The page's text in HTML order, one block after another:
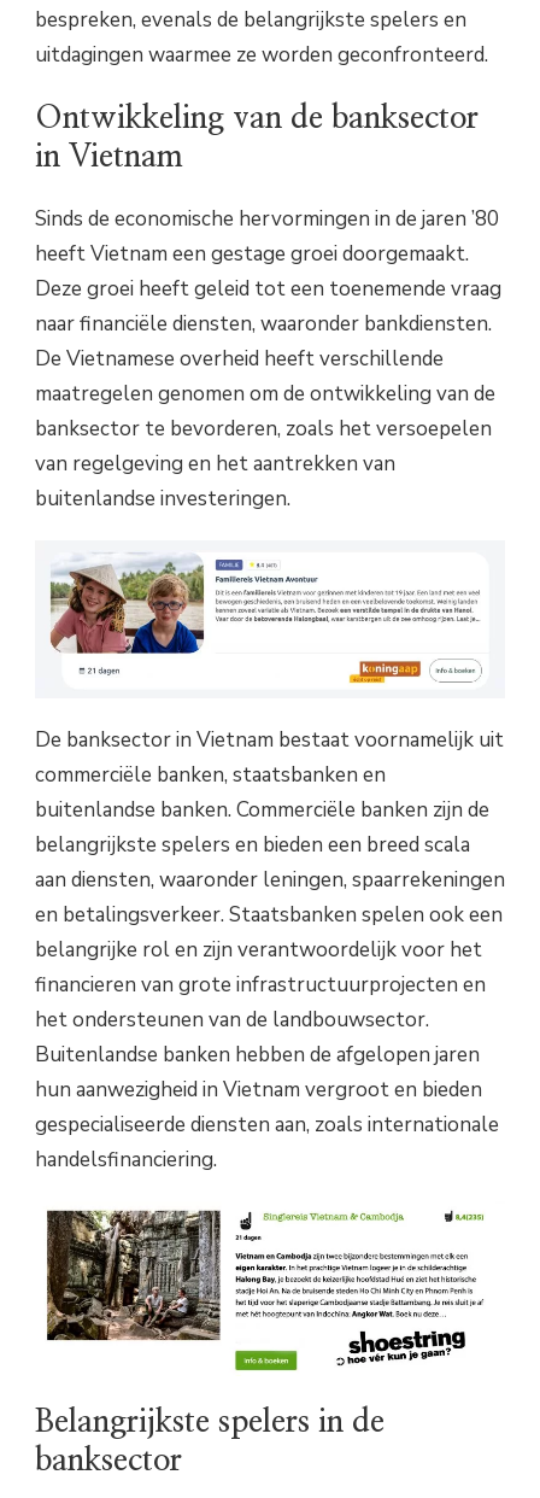
bespreken, evenals de belangrijkste spelers en
uitdagingen waarmee ze worden geconfronteerd.
Ontwikkeling van de banksector
in Vietnam
Sinds de economische hervormingen in de jaren ’80
heeft Vietnam een gestage groei doorgemaakt.
Deze groei heeft geleid tot een toenemende vraag
naar financiële diensten, waaronder bankdiensten.
De Vietnamese overheid heeft verschillende
maatregelen genomen om de ontwikkeling van de
banksector te bevorderen, zoals het versoepelen
van regelgeving en het aantrekken van
buitenlandse investeringen.
De banksector in Vietnam bestaat voornamelijk uit
commerciële banken, staatsbanken en
buitenlandse banken. Commerciële banken zijn de
belangrijkste spelers en bieden een breed scala
aan diensten, waaronder leningen, spaarrekeningen
en betalingsverkeer. Staatsbanken spelen ook een
belangrijke rol en zijn verantwoordelijk voor het
financieren van grote infrastructuurprojecten en
het ondersteunen van de landbouwsector.
Buitenlandse banken hebben de afgelopen jaren
hun aanwezigheid in Vietnam vergroot en bieden
gespecialiseerde diensten aan, zoals internationale
handelsfinanciering.
Belangrijkste spelers in de
banksector